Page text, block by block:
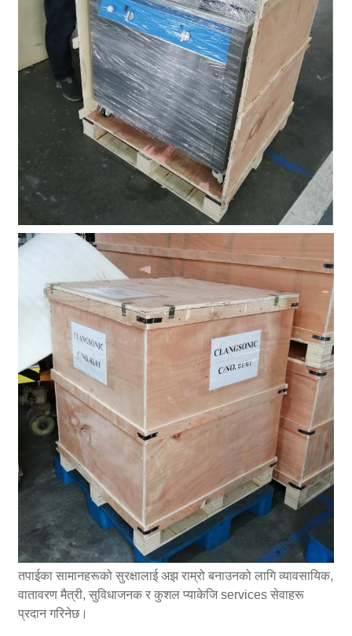
तपाईका सामानहरूको सुरक्षालाई अझ राम्रो बनाउनको लागि व्यावसायिक,
वातावरण मैत्री, सुविधाजनक र कुशल प्याकेजि services सेवाहरू
प्रदान गरिनेछ।